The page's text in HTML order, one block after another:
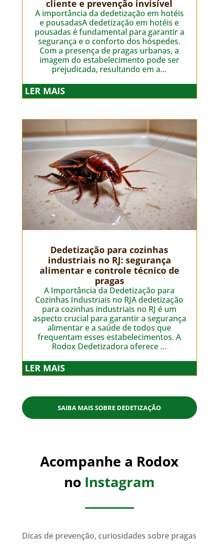
cliente e prevenção invisível
A importância da dedetização em hotéis
e pousadasA dedetização em hotéis e
pousadas é fundamental para garantir a
segurança e o conforto dos hóspedes.
Com a presença de pragas urbanas, a
imagem do estabelecimento pode ser
prejudicada, resultando em a…
LER MAIS
Dedetização para cozinhas
industriais no RJ: segurança
alimentar e controle técnico de
pragas
A Importância da Dedetização para
Cozinhas Industriais no RJA dedetização
para cozinhas industriais no RJ é um
aspecto crucial para garantir a segurança
alimentar e a saúde de todos que
frequentam esses estabelecimentos. A
Rodox Dedetizadora oferece …
LER MAIS
SAIBA MAIS SOBRE DEDETIZAÇÃO
Acompanhe a Rodox
no Instagram
Dicas de prevenção, curiosidades sobre pragas